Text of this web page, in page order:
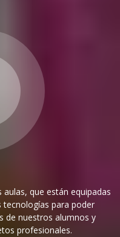
que están equipadas
para poder
de nuestros alumnos y
profesionales.